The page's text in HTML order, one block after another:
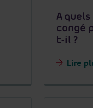
A
congé
t-il ?
Lire